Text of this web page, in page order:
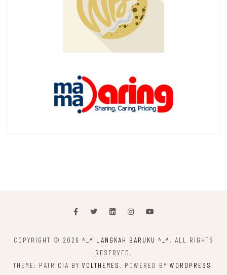
COPYRIGHT © 2026 ^_^ LANGKAH BARUKU ^_^ . ALL RIGHTS
RESERVED.
THEME: PATRICIA BY VOLTHEMES . POWERED BY WORDPRESS .